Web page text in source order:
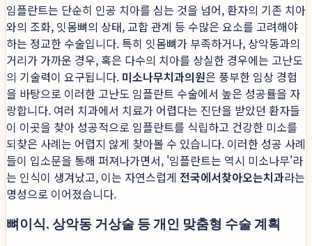
임플란트는 단순히 인공 치아를 심는 것을 넘어, 환자의 기존 치아
와의 조화, 잇몸뼈의 상태, 교합 관계 등 수많은 요소를 고려해야
하는 정교한 수술입니다. 특히 잇몸뼈가 부족하거나, 상악동과의
거리가 가까운 경우, 혹은 다수의 치아를 상실한 경우에는 고난도
의 기술력이 요구됩니다. 미소나무치과의원은 풍부한 임상 경험
을 바탕으로 이러한 고난도 임플란트 수술에서 높은 성공률을 자
랑합니다. 여러 치과에서 치료가 어렵다는 진단을 받았던 환자들
이 이곳을 찾아 성공적으로 임플란트를 식립하고 건강한 미소를
되찾은 사례는 어렵지 않게 찾아볼 수 있습니다. 이러한 성공 사례
들이 입소문을 통해 퍼져나가면서, '임플란트는 역시 미소나무'라
는 인식이 생겨났고, 이는 자연스럽게 전국에서찾아오는치과라는
명성으로 이어졌습니다.
뼈이식, 상악동 거상술 등 개인 맞춤형 수술 계획